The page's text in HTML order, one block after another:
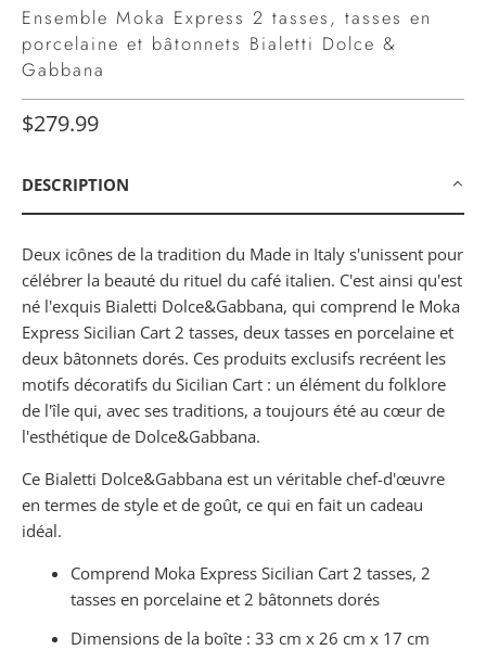
Ensemble Moka Express 2 tasses, tasses en
porcelaine et bâtonnets Bialetti Dolce &
Gabbana
$279.99
DESCRIPTION
Deux icônes de la tradition du Made in Italy s'unissent pour
célébrer la beauté du rituel du café italien. C'est ainsi qu'est
né l'exquis Bialetti Dolce&Gabbana, qui comprend le Moka
Express Sicilian Cart 2 tasses, deux tasses en porcelaine et
deux bâtonnets dorés. Ces produits exclusifs recréent les
motifs décoratifs du Sicilian Cart : un élément du folklore
de l'île qui, avec ses traditions, a toujours été au cœur de
l'esthétique de Dolce&Gabbana.
Ce Bialetti Dolce&Gabbana est un véritable chef-d'œuvre
en termes de style et de goût, ce qui en fait un cadeau
idéal.
Comprend Moka Express Sicilian Cart 2 tasses, 2
tasses en porcelaine et 2 bâtonnets dorés
Dimensions de la boîte : 33 cm x 26 cm x 17 cm